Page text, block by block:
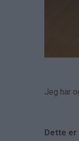
Jeg har
Dette er